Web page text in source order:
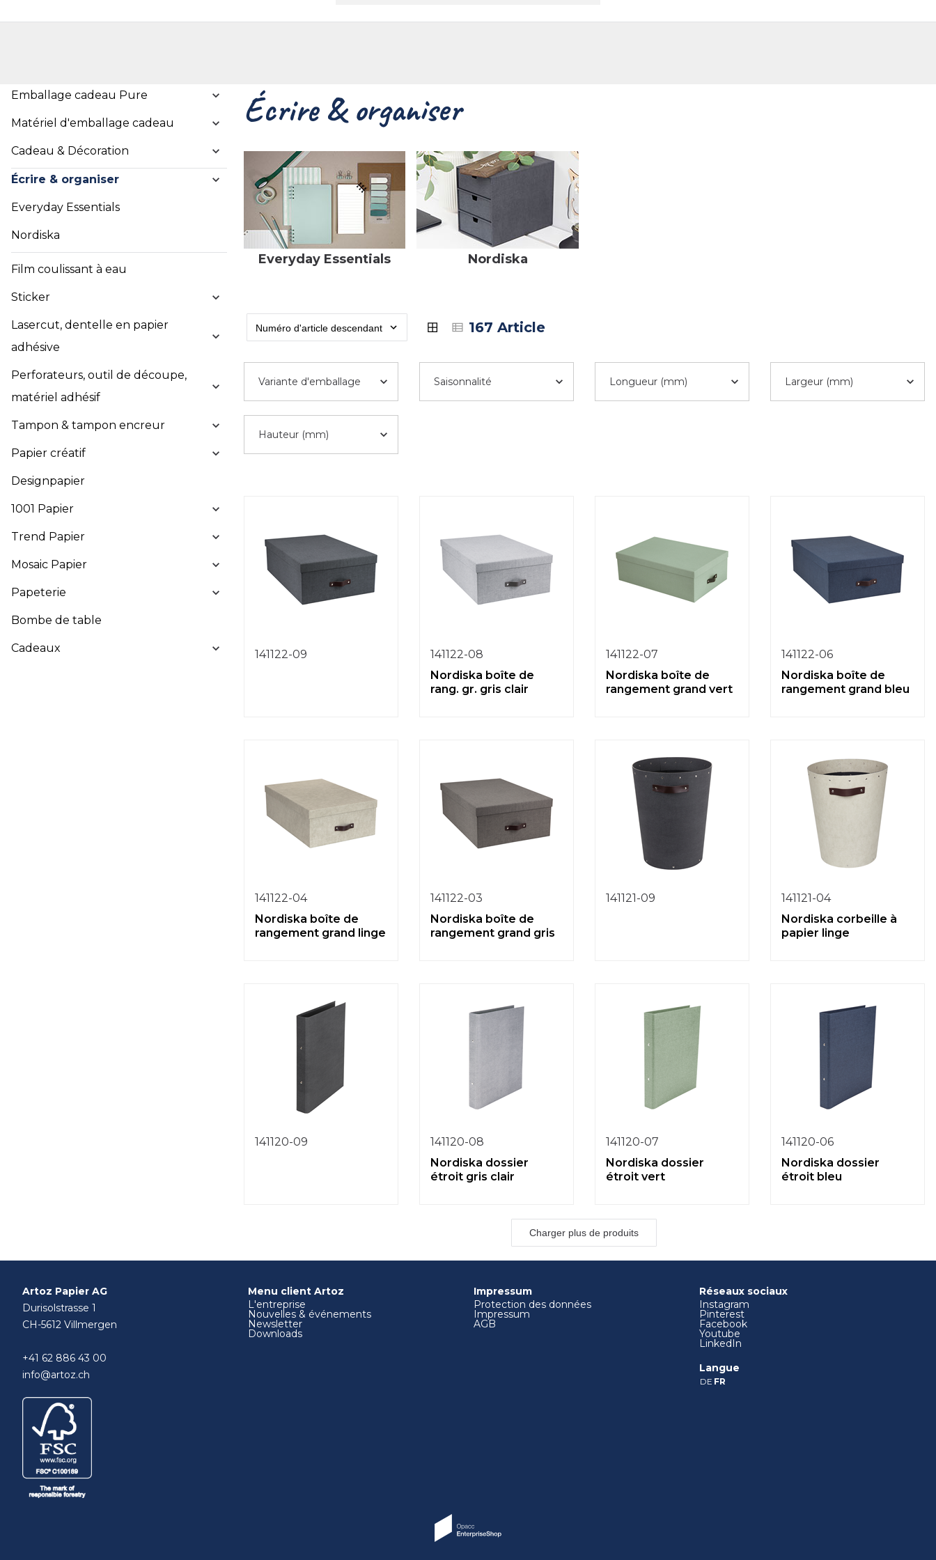
Emballage cadeau Pure
Matériel d'emballage cadeau
Cadeau & Décoration
Écrire & organiser
Everyday Essentials
Nordiska
Film coulissant à eau
Sticker
Lasercut, dentelle en papier
adhésive
Perforateurs, outil de découpe,
matériel adhésif
Tampon & tampon encreur
Papier créatif
Designpapier
1001 Papier
Trend Papier
Mosaic Papier
Papeterie
Bombe de table
Cadeaux
Écrire & organiser
Everyday Essentials Nordiska
167 Article
Variante d'emballage Saisonnalité Longueur (mm) Largeur (mm)
Hauteur (mm)
141122-09
141122-08
Nordiska boîte de
rang. gr. gris clair
141122-07
Nordiska boîte de
rangement grand vert
141122-06
Nordiska boîte de
rangement grand bleu
141122-04
Nordiska boîte de
rangement grand linge
141122-03
Nordiska boîte de
rangement grand gris
141121-09
141121-04
Nordiska corbeille à
papier linge
141120-09
141120-08
Nordiska dossier
étroit gris clair
141120-07
Nordiska dossier
étroit vert
141120-06
Nordiska dossier
étroit bleu
Charger plus de produits
Artoz Papier AG
Durisolstrasse 1
CH-5612 Villmergen
+41 62 886 43 00
info@artoz.ch
Menu client Artoz
L'entreprise
Nouvelles & événements
Newsletter
Downloads
Impressum
Protection des données
Impressum
AGB
Réseaux sociaux
Instagram
Pinterest
Facebook
Youtube
LinkedIn
Langue
DE FR